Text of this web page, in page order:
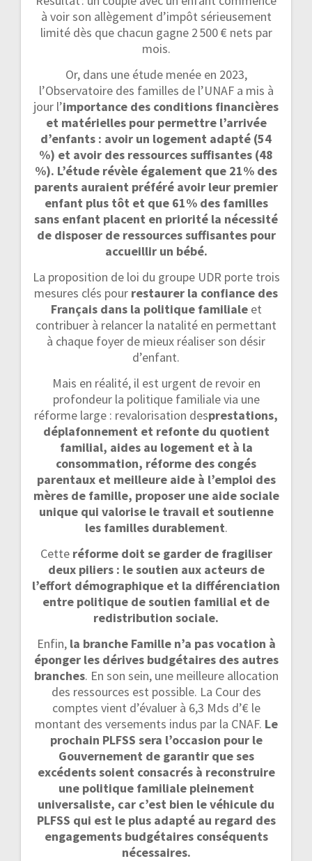
à voir son allègement d’impôt sérieusement
limité dès que chacun gagne 2 500 € nets par
mois.
Or, dans une étude menée en 2023,
l’Observatoire des familles de l’UNAF a mis à
jour l’importance des conditions financières
et matérielles pour permettre l’arrivée
d’enfants : avoir un logement adapté (54
%) et avoir des ressources suffisantes (48
%). L’étude révèle également que 21% des
parents auraient préféré avoir leur premier
enfant plus tôt et que 61% des familles
sans enfant placent en priorité la nécessité
de disposer de ressources suffisantes pour
accueillir un bébé.
La proposition de loi du groupe UDR porte trois
mesures clés pour restaurer la confiance des
Français dans la politique familialeet
contribuer à relancer la natalité en permettant
à chaque foyer de mieux réaliser son désir
d’enfant.
Mais en réalité, il est urgent de revoir en
profondeur la politique familiale via une
réforme large : revalorisation desprestations,
déplafonnement et refonte du quotient
familial, aides au logement et à la
consommation, réforme des congés
parentaux et meilleure aide à l’emploi des
mères de famille, proposer une aide sociale
unique qui valorise le travail et soutienne
les familles durablement.
Cette réforme doit se garder de fragiliser
deux piliers : le soutien aux acteurs de
l’effort démographique et la différenciation
entre politique de soutien familial et de
redistribution sociale.
Enfin, la branche Famille n’a pas vocation à
éponger les dérives budgétaires des autres
branches. En son sein, une meilleure allocation
des ressources est possible. La Cour des
comptes vient d’évaluer à 6,3 Mds d’€ le
montant des versements indus par la CNAF. Le
prochain PLFSS sera l’occasion pour le
Gouvernement de garantir que ses
excédents soient consacrés à reconstruire
une politique familiale pleinement
universaliste, car c’est bien le véhicule du
PLFSS qui est le plus adapté au regard des
engagements budgétaires conséquents
nécessaires.